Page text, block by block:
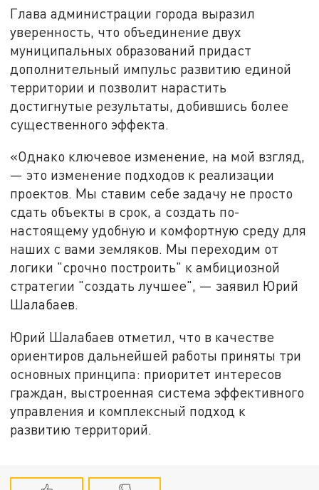
Глава администрации города выразил
уверенность, что объединение двух
муниципальных образований придаст
дополнительный импульс развитию единой
территории и позволит нарастить
достигнутые результаты, добившись более
существенного эффекта.
«Однако ключевое изменение, на мой взгляд,
— это изменение подходов к реализации
проектов. Мы ставим себе задачу не просто
сдать объекты в срок, а создать по-
настоящему удобную и комфортную среду для
наших с вами земляков. Мы переходим от
логики "срочно построить" к амбициозной
стратегии "создать лучшее", — заявил Юрий
Шалабаев.
Юрий Шалабаев отметил, что в качестве
ориентиров дальнейшей работы приняты три
основных принципа: приоритет интересов
граждан, выстроенная система эффективного
управления и комплексный подход к
развитию территорий.